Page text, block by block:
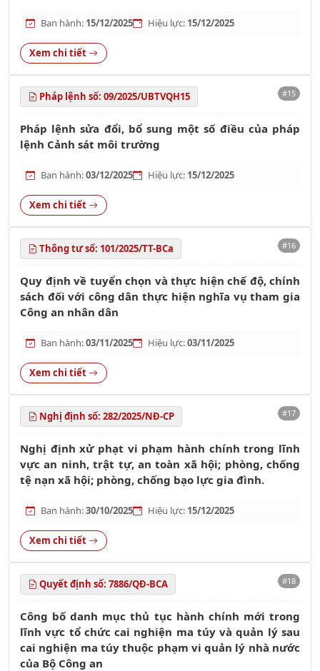
Ban hành: 15/12/2025 Hiệu lực: 15/12/2025
Xem chi tiết
Pháp lệnh số: 09/2025/UBTVQH15 #15
Pháp lệnh sửa đổi, bổ sung một số điều của pháp
lệnh Cảnh sát môi trường
Ban hành:03/12/2025 Hiệu lực: 15/12/2025
Xem chi tiết
Thông tư số: 101/2025/TT-BCa #16
Quy định về tuyển chọn và thực hiện chế độ, chính
sách đối với công dân thực hiện nghĩa vụ tham gia
Công an nhân dân
Ban hành:03/11/2025 Hiệu lực:03/11/2025
Xem chi tiết
Nghị định số: 282/2025/NĐ-CP #17
Nghị định xử phạt vi phạm hành chính trong lĩnh
vực an ninh, trật tự, an toàn xã hội; phòng, chống
tệ nạn xã hội; phòng, chống bạo lực gia đình.
Ban hành:30/10/2025 Hiệu lực: 15/12/2025
Xem chi tiết
Quyết định số: 7886/QĐ-BCA #18
Công bố danh mục thủ tục hành chính mới trong
lĩnh vực tổ chức cai nghiện ma túy và quản lý sau
cai nghiện ma túy thuộc phạm vi quản lý nhà nước
của Bộ Công an